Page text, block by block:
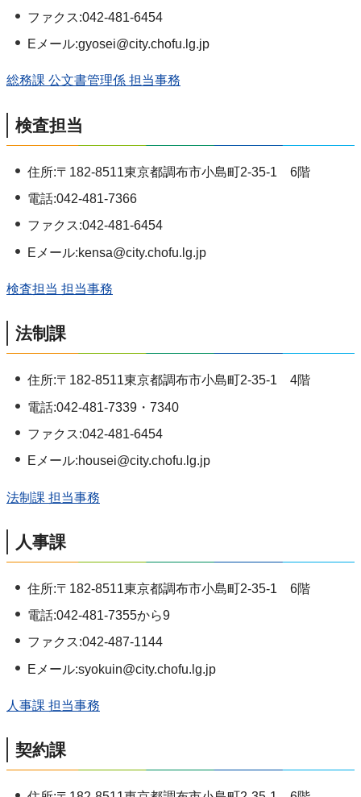
ファクス:042-481-6454
Eメール:gyosei@city.chofu.lg.jp
総務課 公文書管理係 担当事務
検査担当
住所:〒182-8511東京都調布市小島町2-35-1 6階
電話:042-481-7366
ファクス:042-481-6454
Eメール:kensa@city.chofu.lg.jp
検査担当 担当事務
法制課
住所:〒182-8511東京都調布市小島町2-35-1 4階
電話:042-481-7339・7340
ファクス:042-481-6454
Eメール:housei@city.chofu.lg.jp
法制課 担当事務
人事課
住所:〒182-8511東京都調布市小島町2-35-1 6階
電話:042-481-7355から9
ファクス:042-487-1144
Eメール:syokuin@city.chofu.lg.jp
人事課 担当事務
契約課